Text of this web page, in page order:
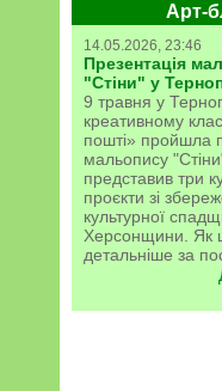
Арт-
14.05.2026, 23:46
Презентація
"Стіни" у
9 травня у
креативному
пошті» пройшла
мальопису
представив три
проєкти зі
культурної
Херсонщини. Як
детальніше за